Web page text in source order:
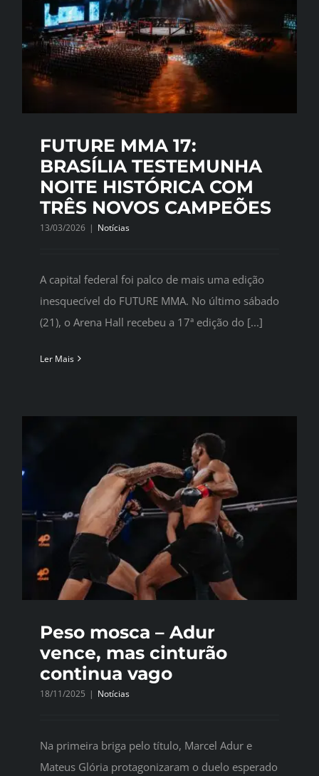
FUTURE MMA 17:
BRASÍLIA TESTEMUNHA
NOITE HISTÓRICA COM
TRÊS NOVOS CAMPEÕES
13/03/2026 | Notícias
A capital federal foi palco de mais uma edição
inesquecível do FUTURE MMA. No último sábado
(21), o Arena Hall recebeu a 17ª edição do [...]
Ler Mais
Peso mosca – Adur
vence, mas cinturão
continua vago
18/11/2025 | Notícias
Na primeira briga pelo título, Marcel Adur e
Mateus Glória protagonizaram o duelo esperado